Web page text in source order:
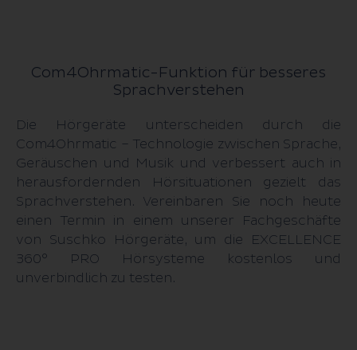
Com4Ohrmatic-Funktion für besseres
Sprachverstehen
Die Hörgeräte unterscheiden durch die
Com4Ohrmatic – Technologie zwischen Sprache,
Geräuschen und Musik und verbessert auch in
heraus­fordernden Hörsituationen gezielt das
Sprachverstehen. Vereinbaren Sie noch heute
einen Termin in einem unserer Fach­geschäfte
von Suschko Hörgeräte, um die EXCELLENCE
360° PRO Hörsysteme kos­tenlos und
unverbindlich zu testen.